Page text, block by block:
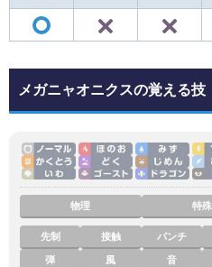
メガニャオニクスの覚える技
物理 特殊
先制 接触 パンチ
弾 風 音